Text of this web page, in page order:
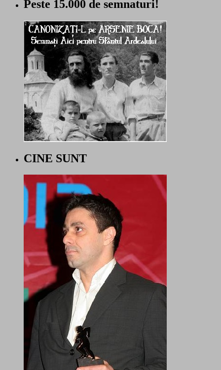
Peste 15.000 de semnaturi!
CINE SUNT